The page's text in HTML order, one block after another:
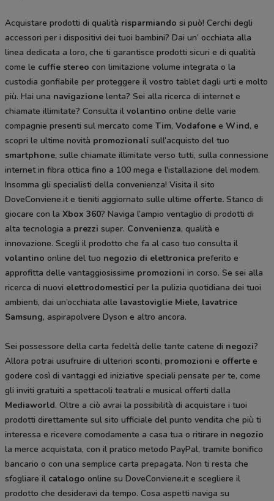
Acquistare prodotti di qualità risparmiando si può! Cerchi degli
accessori per i dispositivi dei tuoi bambini? Dai un’ occhiata alla
linea dedicata a loro, che ti garantisce prodotti sicuri e di qualità
come le cuffie stereo con limitazione volume integrata o la
custodia gonfiabile per proteggere il vostro tablet dagli urti e molto
più. Hai una navigazione lenta? Sei alla ricerca di internet e
chiamate illimitate? Consulta il volantino online delle varie
compagnie presenti sul mercato come Tim, Vodafone e Wind, e
scopri le ultime novità promozionali sull’acquisto del tuo
smartphone, sulle chiamate illimitate verso tutti, sulla connessione
internet in fibra ottica fino a 100 mega e l'istallazione del modem.
Insomma gli specialisti della convenienza! Visita il sito
DoveConviene.it e tieniti aggiornato sulle ultime offerte. Stanco di
giocare con la Xbox 360? Naviga l’ampio ventaglio di prodotti di
alta tecnologia a prezzi super. Convenienza, qualità e
innovazione. Scegli il prodotto che fa al caso tuo consulta il
volantino online del tuo negozio di elettronica preferito e
approfitta delle vantaggiosissime promozioni in corso. Se sei alla
ricerca di nuovi elettrodomestici per la pulizia quotidiana dei tuoi
ambienti, dai un’occhiata alle lavastoviglie Miele, lavatrice
Samsung, aspirapolvere Dyson e altro ancora.
Sei possessore della carta fedeltà delle tante catene di negozi?
Allora potrai usufruire di ulteriori sconti, promozioni e offerte e
godere così di vantaggi ed iniziative speciali pensate per te, come
gli inviti gratuiti a spettacoli teatrali e musical offerti dalla
Mediaworld. Oltre a ciò avrai la possibilità di acquistare i tuoi
prodotti direttamente sul sito ufficiale del punto vendita che più ti
interessa e ricevere comodamente a casa tua o ritirare in negozio
la merce acquistata, con il pratico metodo PayPal, tramite bonifico
bancario o con una semplice carta prepagata. Non ti resta che
sfogliare il catalogo online su DoveConviene.it e scegliere il
prodotto che desideravi da tempo. Cosa aspetti naviga su